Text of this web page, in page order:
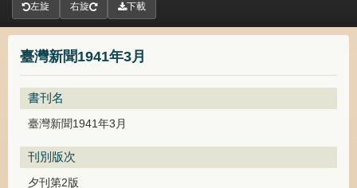
臺灣新聞1941年3月
書刊名
臺灣新聞1941年3月
刊別版次
夕刊第2版
左旋 右旋 下載